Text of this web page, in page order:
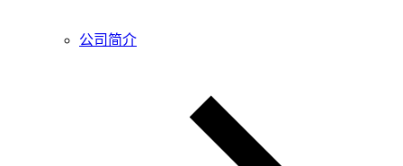
公司简介